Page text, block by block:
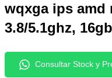
wqxga ips amd
3.8/5.1ghz,
Consultar Stock y